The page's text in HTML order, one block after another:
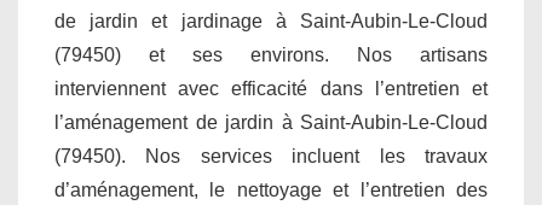
de jardin et jardinage à Saint-Aubin-Le-Cloud
(79450) et ses environs. Nos artisans
interviennent avec efficacité dans l’entretien et
l’aménagement de jardin à Saint-Aubin-Le-Cloud
(79450). Nos services incluent les travaux
d’aménagement, le nettoyage et l’entretien des